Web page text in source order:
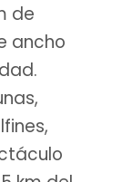
de
ancho